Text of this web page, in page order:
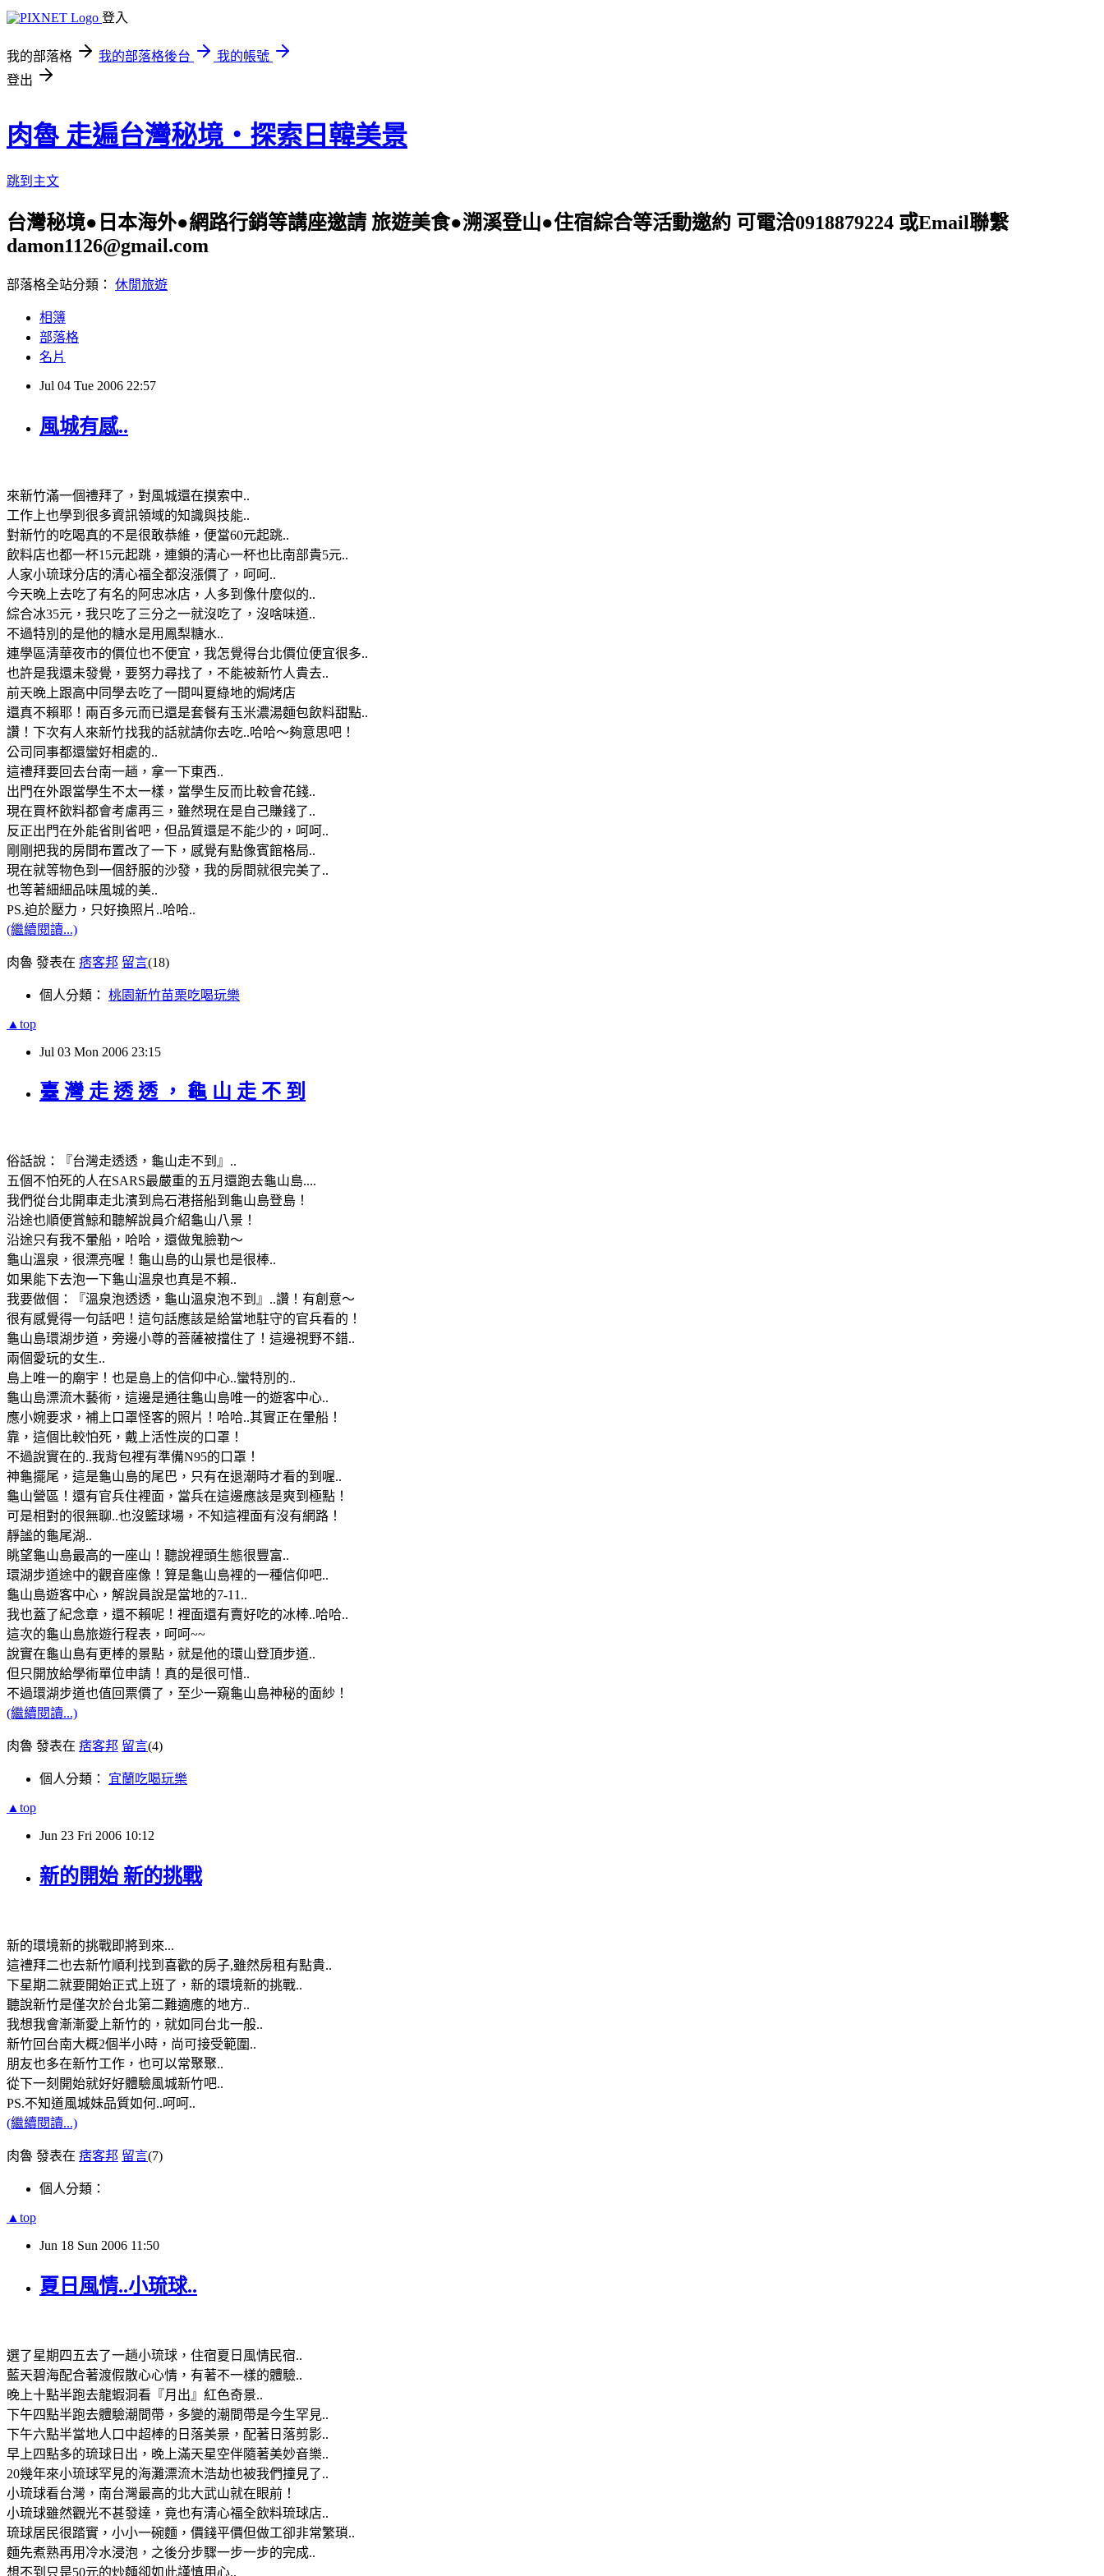
登入
我的部落格 我的部落格後台
我的帳號
登出
肉魯 走遍台灣秘境・探索日韓美景
跳到主文
台灣秘境●日本海外●網路行銷等講座邀請 旅遊美食●溯溪登山●住宿綜合等活動邀約 可電洽0918879224 或Email聯繫
damon1126@gmail.com
部落格全站分類： 休閒旅遊
相簿
部落格
名片
Jul 04 Tue 2006 22:57
風城有感..
來新竹滿一個禮拜了，對風城還在摸索中..
工作上也學到很多資訊領域的知識與技能..
對新竹的吃喝真的不是很敢恭維，便當60元起跳..
飲料店也都一杯15元起跳，連鎖的清心一杯也比南部貴5元..
人家小琉球分店的清心福全都沒漲價了，呵呵..
今天晚上去吃了有名的阿忠冰店，人多到像什麼似的..
綜合冰35元，我只吃了三分之一就沒吃了，沒啥味道..
不過特別的是他的糖水是用鳳梨糖水..
連學區清華夜市的價位也不便宜，我怎覺得台北價位便宜很多..
也許是我還未發覺，要努力尋找了，不能被新竹人貴去..
前天晚上跟高中同學去吃了一間叫夏綠地的焗烤店
還真不賴耶！兩百多元而已還是套餐有玉米濃湯麵包飲料甜點..
讚！下次有人來新竹找我的話就請你去吃..哈哈～夠意思吧！
公司同事都還蠻好相處的..
這禮拜要回去台南一趟，拿一下東西..
出門在外跟當學生不太一樣，當學生反而比較會花錢..
現在買杯飲料都會考慮再三，雖然現在是自己賺錢了..
反正出門在外能省則省吧，但品質還是不能少的，呵呵..
剛剛把我的房間布置改了一下，感覺有點像賓館格局..
現在就等物色到一個舒服的沙發，我的房間就很完美了..
也等著細細品味風城的美..
PS.迫於壓力，只好換照片..哈哈..
(繼續閱讀...)
肉魯 發表在 痞客邦 留言(18)
個人分類： 桃園新竹苗栗吃喝玩樂
▲top
Jul 03 Mon 2006 23:15
臺 灣 走 透 透 ， 龜 山 走 不 到
俗話說：『台灣走透透，龜山走不到』..
五個不怕死的人在SARS最嚴重的五月還跑去龜山島....
我們從台北開車走北濱到烏石港搭船到龜山島登島！
沿途也順便賞鯨和聽解說員介紹龜山八景！
沿途只有我不暈船，哈哈，還做鬼臉勒～
龜山溫泉，很漂亮喔！龜山島的山景也是很棒..
如果能下去泡一下龜山溫泉也真是不賴..
我要做個：『溫泉泡透透，龜山溫泉泡不到』..讚！有創意～
很有感覺得一句話吧！這句話應該是給當地駐守的官兵看的！
龜山島環湖步道，旁邊小尊的菩薩被擋住了！這邊視野不錯..
兩個愛玩的女生..
島上唯一的廟宇！也是島上的信仰中心..蠻特別的..
龜山島漂流木藝術，這邊是通往龜山島唯一的遊客中心..
應小婉要求，補上口罩怪客的照片！哈哈..其實正在暈船！
靠，這個比較怕死，戴上活性炭的口罩！
不過說實在的..我背包裡有準備N95的口罩！
神龜擺尾，這是龜山島的尾巴，只有在退潮時才看的到喔..
龜山營區！還有官兵住裡面，當兵在這邊應該是爽到極點！
可是相對的很無聊..也沒籃球場，不知這裡面有沒有網路！
靜謐的龜尾湖..
眺望龜山島最高的一座山！聽說裡頭生態很豐富..
環湖步道途中的觀音座像！算是龜山島裡的一種信仰吧..
龜山島遊客中心，解說員說是當地的7-11..
我也蓋了紀念章，還不賴呢！裡面還有賣好吃的冰棒..哈哈..
這次的龜山島旅遊行程表，呵呵~~
說實在龜山島有更棒的景點，就是他的環山登頂步道..
但只開放給學術單位申請！真的是很可惜..
不過環湖步道也值回票價了，至少一窺龜山島神秘的面紗！
(繼續閱讀...)
肉魯 發表在 痞客邦 留言(4)
個人分類： 宜蘭吃喝玩樂
▲top
Jun 23 Fri 2006 10:12
新的開始 新的挑戰
新的環境新的挑戰即將到來...
這禮拜二也去新竹順利找到喜歡的房子,雖然房租有點貴..
下星期二就要開始正式上班了，新的環境新的挑戰..
聽說新竹是僅次於台北第二難適應的地方..
我想我會漸漸愛上新竹的，就如同台北一般..
新竹回台南大概2個半小時，尚可接受範圍..
朋友也多在新竹工作，也可以常聚聚..
從下一刻開始就好好體驗風城新竹吧..
PS.不知道風城妹品質如何..呵呵..
(繼續閱讀...)
肉魯 發表在 痞客邦 留言(7)
個人分類：
▲top
Jun 18 Sun 2006 11:50
夏日風情..小琉球..
選了星期四五去了一趟小琉球，住宿夏日風情民宿..
藍天碧海配合著渡假散心心情，有著不一樣的體驗..
晚上十點半跑去龍蝦洞看『月出』紅色奇景..
下午四點半跑去體驗潮間帶，多變的潮間帶是今生罕見..
下午六點半當地人口中超棒的日落美景，配著日落剪影..
早上四點多的琉球日出，晚上滿天星空伴隨著美妙音樂..
20幾年來小琉球罕見的海灘漂流木浩劫也被我們撞見了..
小琉球看台灣，南台灣最高的北大武山就在眼前！
小琉球雖然觀光不甚發達，竟也有清心福全飲料琉球店..
琉球居民很踏實，小小一碗麵，價錢平價但做工卻非常繁瑣..
麵先煮熟再用冷水浸泡，之後分步驟一步一步的完成..
想不到只是50元的炒麵卻如此謹慎用心..